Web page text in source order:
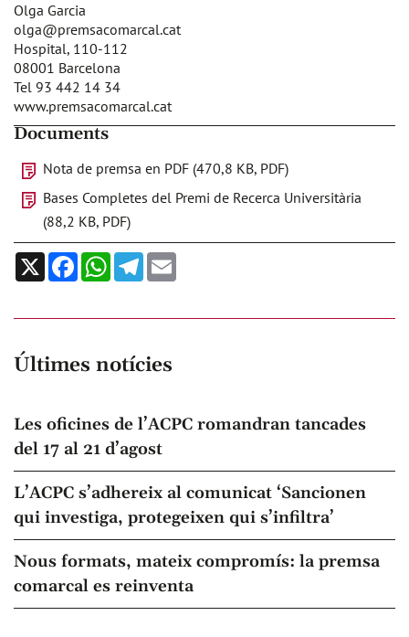
Olga Garcia
olga@premsacomarcal.cat
Hospital, 110-112
08001 Barcelona
Tel 93 442 14 34
www.premsacomarcal.cat
Documents
Nota de premsa en PDF (470,8 KB, PDF)
Bases Completes del Premi de Recerca Universitària
(88,2 KB, PDF)
X FacebookWhatsApp
Telegram
Últimes notícies
Les oficines de l’ACPC romandran tancades
del 17 al 21 d’agost
L’ACPC s’adhereix al comunicat ‘Sancionen
qui investiga, protegeixen qui s’infiltra’
Nous formats, mateix compromís: la premsa
comarcal es reinventa